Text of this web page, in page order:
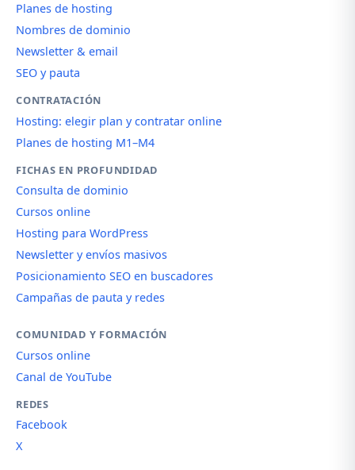
Planes de hosting
Nombres de dominio
Newsletter & email
SEO y pauta
CONTRATACIÓN
Hosting: elegir plan y contratar online
Planes de hosting M1–M4
FICHAS EN PROFUNDIDAD
Consulta de dominio
Cursos online
Hosting para WordPress
Newsletter y envíos masivos
Posicionamiento SEO en buscadores
Campañas de pauta y redes
COMUNIDAD Y FORMACIÓN
Cursos online
Canal de YouTube
REDES
Facebook
X